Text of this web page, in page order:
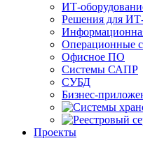
ИТ-
Решения для
Операционные
Офисное ПО
Системы САПР
СУБД
Бизнес-
Проекты